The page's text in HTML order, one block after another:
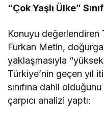
“Çok Yaşlı Ülke”
Konuyu değerlendiren
Furkan Metin,
yaklaşmasıyla
Türkiye’nin geçen yıl
sınıfına dahil
çarpıcı analizi yaptı: